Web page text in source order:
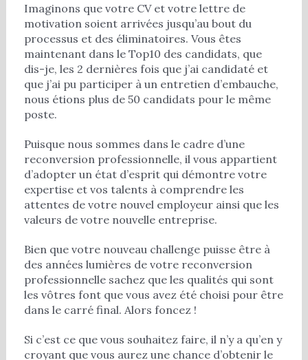
Imaginons que votre CV et votre lettre de
motivation soient arrivées jusqu’au bout du
processus et des éliminatoires. Vous êtes
maintenant dans le Top10 des candidats, que
dis-je, les 2 dernières fois que j’ai candidaté et
que j’ai pu participer à un entretien d’embauche,
nous étions plus de 50 candidats pour le même
poste.
Puisque nous sommes dans le cadre d’une
reconversion professionnelle, il vous appartient
d’adopter un état d’esprit qui démontre votre
expertise et vos talents à comprendre les
attentes de votre nouvel employeur ainsi que les
valeurs de votre nouvelle entreprise.
Bien que votre nouveau challenge puisse être à
des années lumières de votre reconversion
professionnelle sachez que les qualités qui sont
les vôtres font que vous avez été choisi pour être
dans le carré final. Alors foncez !
Si c’est ce que vous souhaitez faire, il n’y a qu’en y
croyant que vous aurez une chance d’obtenir le